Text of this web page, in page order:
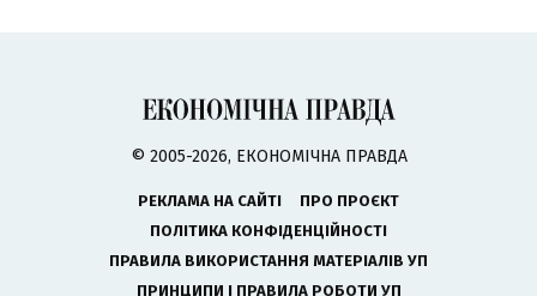
© 2005-2026, ЕКОНОМІЧНА ПРАВДА
РЕКЛАМА НА САЙТІ
ПРО ПРОЄКТ
ПОЛІТИКА КОНФІДЕНЦІЙНОСТІ
ПРАВИЛА ВИКОРИСТАННЯ МАТЕРІАЛІВ УП
ПРИНЦИПИ І ПРАВИЛА РОБОТИ УП